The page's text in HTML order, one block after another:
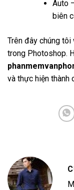
Auto
biên
Trên đây chúng
trong Photoshop.
và thực hiện thành